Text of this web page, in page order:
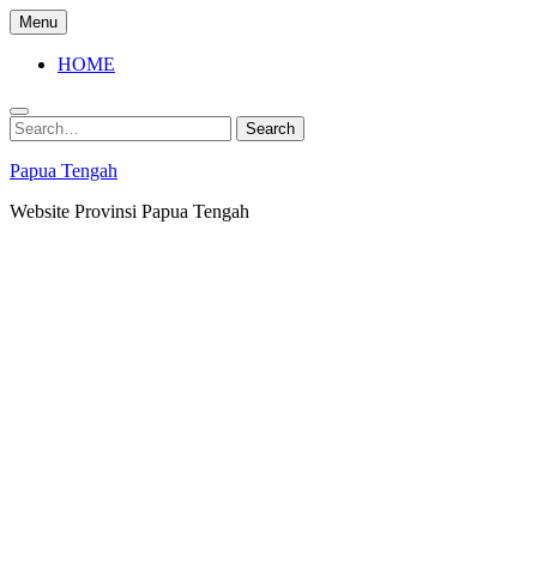
Skip
to
content
Menu
HOME
Search
for:
Search
Papua Tengah
Website Provinsi Papua Tengah